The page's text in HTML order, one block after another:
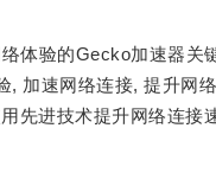
验的Gecko加速器关
, 加速网络连接, 提升网
先进技术提升网络连接